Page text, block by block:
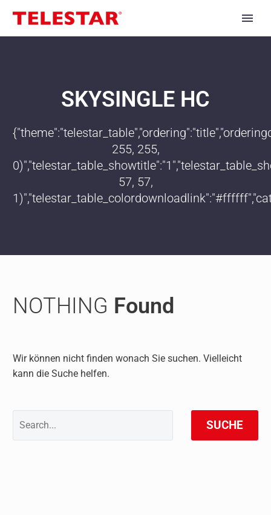
SKYSINGLE HC
255, 255,
57, 57,
NOTHING Found
Wir können nicht finden wonach Sie suchen. Vielleicht
kann die Suche helfen.
SUCHE